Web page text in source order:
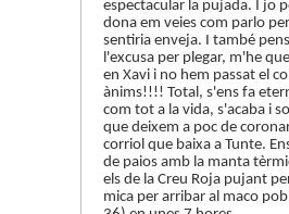
espectacular la pujada. I jo
dona em veies com parlo
sentiria enveja. I també
l'excusa per plegar, m'he
en Xavi i no hem passat el
ànims!!!! Total, s'ens fa
com tot a la vida, s'acaba i
que deixem a poc de
corriol que baixa a Tunte.
de paios amb la manta
els de la Creu Roja pujant
mica per arribar al maco